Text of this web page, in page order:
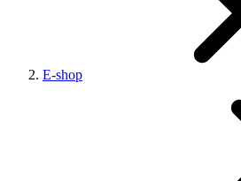
E-shop